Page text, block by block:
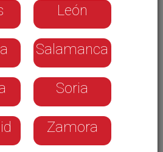
en las calles de
León
Salamanca
Soria
Zamora